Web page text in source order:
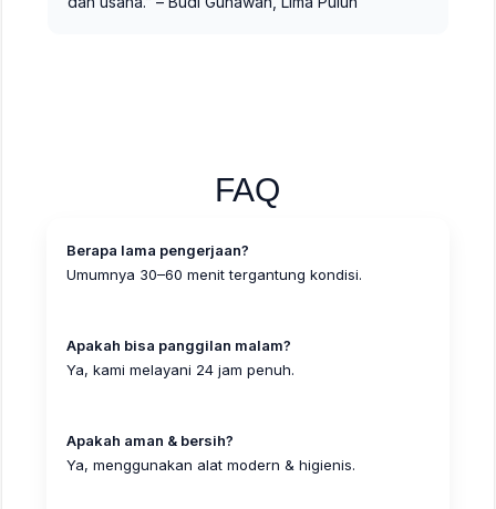
FAQ
Berapa lama pengerjaan?
Umumnya 30–60 menit tergantung kondisi.
Apakah bisa panggilan malam?
Ya, kami melayani 24 jam penuh.
Apakah aman & bersih?
Ya, menggunakan alat modern & higienis.